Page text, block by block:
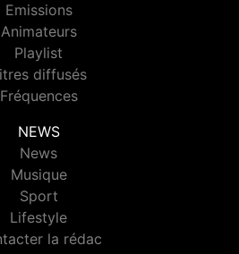
Emissions
Animateurs
Playlist
diffusés
Fréquences
NEWS
News
Musique
Sport
Lifestyle
la rédac